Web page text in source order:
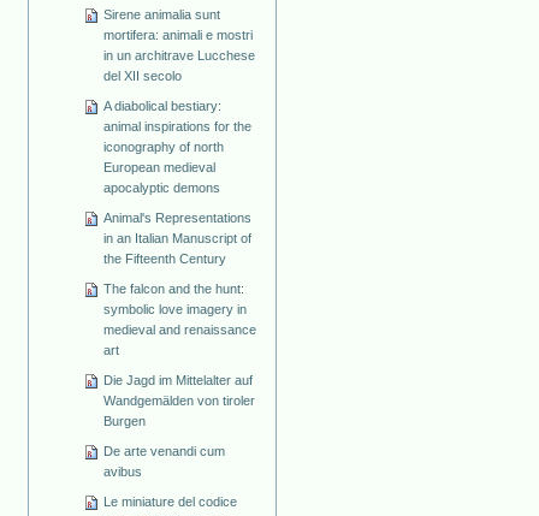
Sirene animalia sunt
mortifera: animali e mostri
in un architrave Lucchese
del XII secolo
A diabolical bestiary:
animal inspirations for the
iconography of north
European medieval
apocalyptic demons
Animal's Representations
in an Italian Manuscript of
the Fifteenth Century
The falcon and the hunt:
symbolic love imagery in
medieval and renaissance
art
Die Jagd im Mittelalter auf
Wandgemälden von tiroler
Burgen
De arte venandi cum
avibus
Le miniature del codice